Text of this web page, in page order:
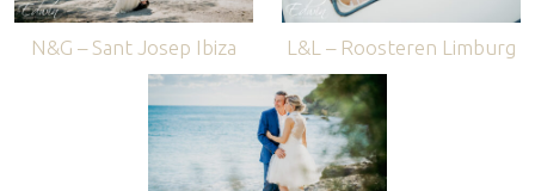
N&G – Sant Josep Ibiza L&L – Roosteren Limburg